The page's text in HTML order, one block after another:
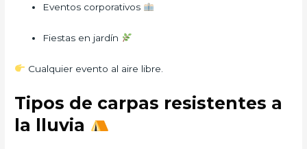
Eventos corporativos
Fiestas en jardín
Cualquier evento al aire libre.
Tipos de carpas resistentes a
la lluvia